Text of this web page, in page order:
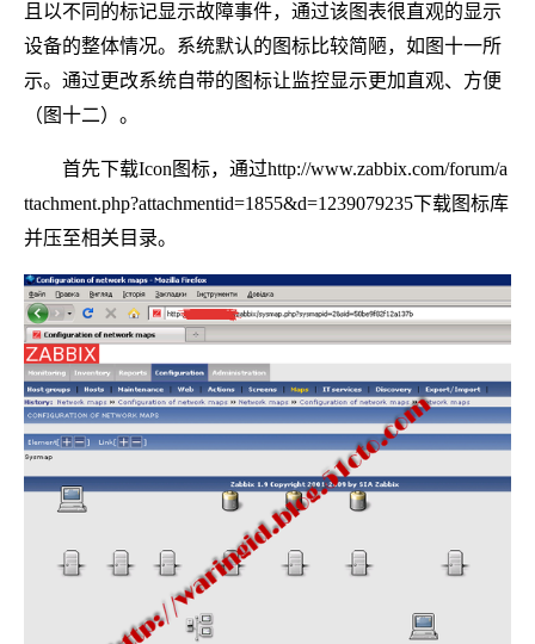
且以不同的标记显示故障事件，通过该图表很直观的显示
设备的整体情况。系统默认的图标比较简陋，如图十一所
示。通过更改系统自带的图标让监控显示更加直观、方便
（图十二）。
首先下载Icon图标，通过http://www.zabbix.com/forum/a
ttachment.php?attachmentid=1855&d=1239079235下载图标库
并压至相关目录。